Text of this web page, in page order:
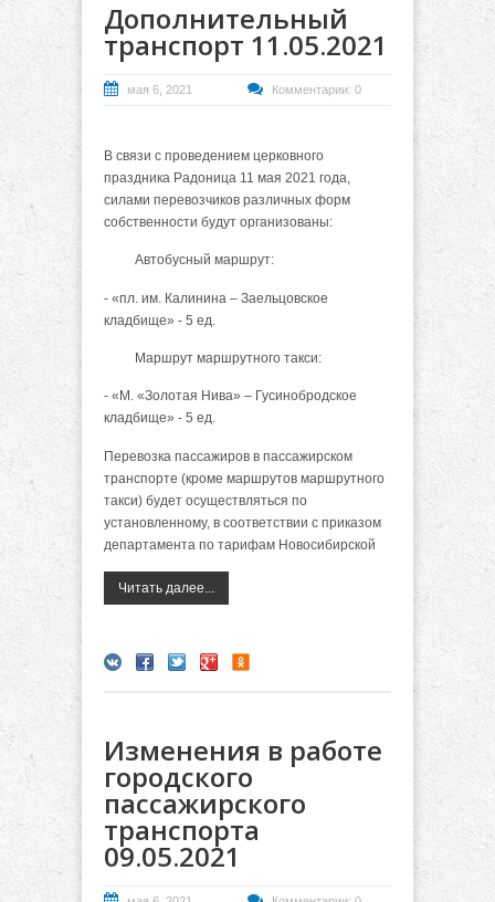
Дополнительный
транспорт 11.05.2021
мая 6, 2021 Комментарии: 0
В связи с проведением церковного
праздника Радоница 11 мая 2021 года,
силами перевозчиков различных форм
собственности будут организованы:
Автобусный маршрут:
- «пл. им. Калинина – Заельцовское
кладбище» - 5 ед.
Маршрут маршрутного такси:
- «М. «Золотая Нива» – Гусинобродское
кладбище» - 5 ед.
Перевозка пассажиров в пассажирском
транспорте (кроме маршрутов маршрутного
такси) будет осуществляться по
установленному, в соответствии с приказом
департамента по тарифам Новосибирской
Читать далее...
Изменения в работе
городского
пассажирского
транспорта
09.05.2021